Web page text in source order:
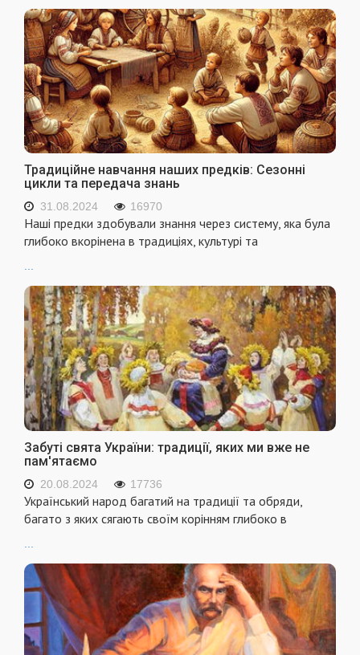
Традиційне навчання наших предків: Сезонні
цикли та передача знань
31.08.2024 16970
Наші предки здобували знання через систему, яка була
глибоко вкорінена в традиціях, культурі та
...
Забуті свята України: традиції, яких ми вже не
пам'ятаємо
20.08.2024 17736
Український народ багатий на традиції та обряди,
багато з яких сягають своїм корінням глибоко в